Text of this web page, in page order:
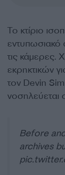
Το κτίριο
εντυπωσιακό
τις κάμερες.
εκρηκτικών
τον Devin
νοσηλεύεται
Before
archives